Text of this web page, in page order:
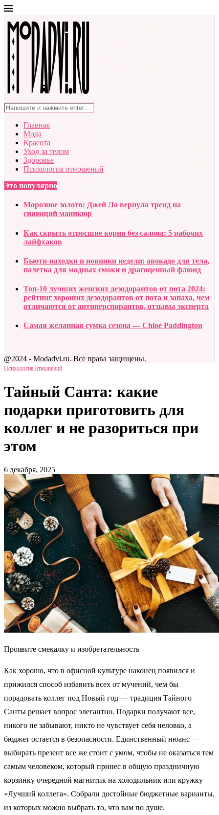
Главная
Мода
Красота
Уход за телом
Здоровье
Психология отношений
Это популярно
Морозное золото: Джей Ло вернула тренд на
сияющий маникюр
Как скрыть отросшие корни без салона: 5 рабочих
лайфхаков
Бьюти-находки и новинки недели: авокадо для тела,
палетка для модных смоки и драгоценный флюид
Топ-10 лучших женских дезодорантов от пота 2024:
рейтинг хороших дезодорантов от пота и запаха, чем
отличаются от антиперспирантов, отзывы эксперта
Самая желанная сумка сезона — Chloé Paddington
@2024 - Modadvi.ru. Все права защищены.
Психология отношений
Тайный Санта: какие
подарки приготовить для
коллег и не разориться при
этом
6 декабря, 2025
Проявите смекалку и изобретательность
Как хорошо, что в офисной культуре наконец появился и
прижился способ избавить всех от мучений, чем бы
порадовать коллег под Новый год — традиция Тайного
Санты решает вопрос элегантно. Подарки получают все,
никого не забывают, никто не чувствует себя неловко, а
бюджет остается в безопасности. Единственный нюанс —
выбирать презент все же стоит с умом, чтобы не оказаться тем
самым человеком, который принес в общую праздничную
корзинку очередной магнитик на холодильник или кружку
«Лучший коллега». Собрали достойные бюджетные варианты,
из которых можно выбрать то, что вам по душе.